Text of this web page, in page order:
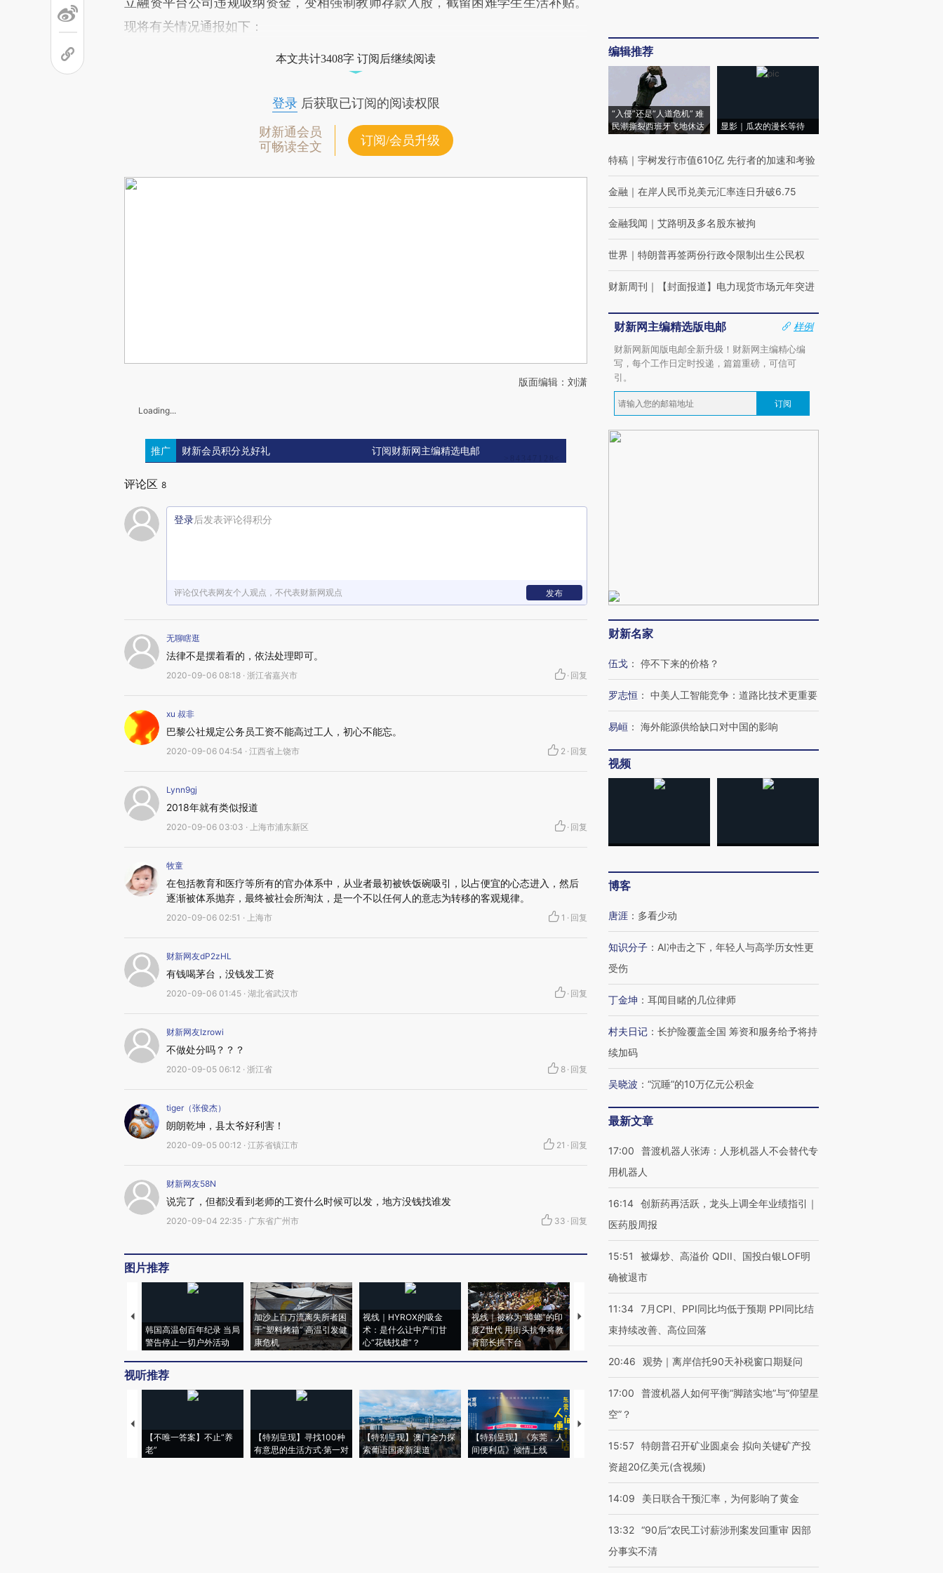
现将有关情况通报如下：
本文共计3408字 订阅后继续阅读
登录后获取已订阅的阅读权限
财新通会员
可畅读全文
订阅/会员升级
版面编辑：刘潇
Loading...
推广 财新会员积分兑好礼 订阅财新网主编精选电邮
评论区 8
登录后发表评论得积分
评论仅代表网友个人观点，不代表财新网观点 发布
无聊瞎逛
法律不是摆着看的，依法处理即可。
2020-09-06 08:18 · 浙江省嘉兴市 · 回复
xu 叔非
巴黎公社规定公务员工资不能高过工人，初心不能忘。
2020-09-06 04:54 · 江西省上饶市 2 · 回复
Lynn9gj
2018年就有类似报道
2020-09-06 03:03 · 上海市浦东新区 · 回复
牧童
在包括教育和医疗等所有的官办体系中，从业者最初被铁饭碗吸引，以占便宜的心态进入，然后
逐渐被体系抛弃，最终被社会所淘汰，是一个不以任何人的意志为转移的客观规律。
2020-09-06 02:51 · 上海市 1 · 回复
财新网友dP2zHL
有钱喝茅台，没钱发工资
2020-09-06 01:45 · 湖北省武汉市 · 回复
财新网友Izrowi
不做处分吗？？？
2020-09-05 06:12 · 浙江省 8 · 回复
tiger（张俊杰）
朗朗乾坤，县太爷好利害！
2020-09-05 00:12 · 江苏省镇江市 21 · 回复
财新网友58N
说完了，但都没看到老师的工资什么时候可以发，地方没钱找谁发
2020-09-04 22:35 · 广东省广州市 33 · 回复
图片推荐
韩国高温创百年纪录 当局
警告停止一切户外活动
加沙上百万流离失所者困
于“塑料烤箱” 高温引发健
康危机
视线｜HYROX的吸金
术：是什么让中产们甘
心“花钱找虐”？
视线｜被称为“蟑螂”的印
度Z世代 用街头抗争将教
育部长拱下台
视线｜“入侵”还是“人道危
机”？难民潮撕裂西班牙
湖北宜昌局部短时降雨
128毫米 紧急转移近
哈尔滨遭遇短时极端强降
视听推荐
【不唯一答案】不止“养
老”
【特别呈现】寻找100种
有意思的生活方式·第一对
【特别呈现】澳门全力探
索葡语国家新渠道
【特别呈现】《东莞，人
间便利店》倾情上线
【推广】走进第四届链博
有意思的生活方式·第三对
住三大增长引擎是什么？
编辑推荐
“入侵”还是“人道危机” 难
民潮撕裂西班牙飞地休达
显影｜瓜农的漫长等待
特稿 ｜ 宇树发行市值610亿 先行者的加速和考验
金融 ｜ 在岸人民币兑美元汇率连日升破6.75
金融我闻 ｜ 艾路明及多名股东被拘
世界 ｜ 特朗普再签两份行政令限制出生公民权
财新周刊 ｜ 【封面报道】电力现货市场元年突进
财新网主编精选版电邮
样例
财新网新闻版电邮全新升级！财新网主编精心编
写，每个工作日定时投递，篇篇重磅，可信可
引。
订阅
财新名家
伍戈 ： 停不下来的价格？
罗志恒 ： 中美人工智能竞争：道路比技术更重要
易峘 ： 海外能源供给缺口对中国的影响
视频
博客
唐涯 ： 多看少动
知识分子 ： AI冲击之下，年轻人与高学历女性更
受伤
丁金坤 ： 耳闻目睹的几位律师
村夫日记 ： 长护险覆盖全国 筹资和服务给予将持
续加码
吴晓波 ： “沉睡”的10万亿元公积金
最新文章
17:00
普渡机器人张涛：人形机器人不会替代专
用机器人
16:14 创新药再活跃，龙头上调全年业绩指引｜
医药股周报
15:51
被爆炒、高溢价 QDII、国投白银LOF明
确被退市
11:34 7月CPI、PPI同比均低于预期 PPI同比结
束持续改善、高位回落
20:46 观势｜离岸信托90天补税窗口期疑问
17:00
普渡机器人如何平衡“脚踏实地”与“仰望星
空”？
15:57 特朗普召开矿业圆桌会 拟向关键矿产投
资超20亿美元(含视频)
14:09 美日联合干预汇率，为何影响了黄金
13:32 “90后”农民工讨薪涉刑案发回重审 因部
分事实不清